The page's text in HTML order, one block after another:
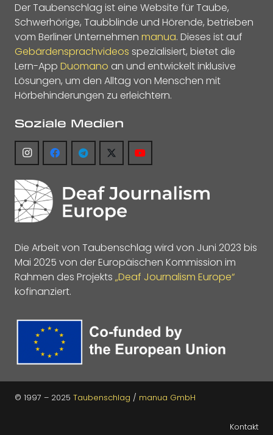
Der Taubenschlag ist eine Website für Taube,
Schwerhörige, Taubblinde und Hörende, betrieben
vom Berliner Unternehmen manua. Dieses ist auf
Gebärdensprachvideos spezialisiert, bietet die
Lern-App Duomano an und entwickelt inklusive
Lösungen, um den Alltag von Menschen mit
Hörbehinderungen zu erleichtern.
Soziale Medien
Die Arbeit von Taubenschlag wird von Juni 2023 bis
Mai 2025 von der Europäischen Kommission im
Rahmen des Projekts „Deaf Journalism Europe“
kofinanziert.
© 1997 – 2025 Taubenschlag / manua GmbH
Kontakt